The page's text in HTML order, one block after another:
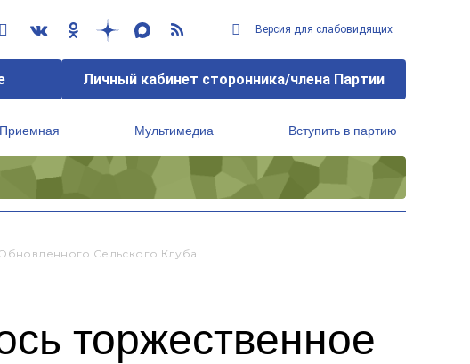
Версия для слабовидящих
Личный кабинет сторонника/члена Партии
Приемная Мультимедиа Вступить в партию
Сельского Клуба
торжественное